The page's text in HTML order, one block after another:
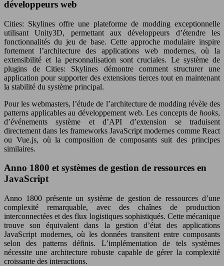
développeurs web
Cities: Skylines offre une plateforme de modding exceptionnelle
utilisant Unity3D, permettant aux développeurs d’étendre les
fonctionnalités du jeu de base. Cette approche modulaire inspire
fortement l’architecture des applications web modernes, où la
extensibilité et la personnalisation sont cruciales. Le système de
plugins de Cities: Skylines démontre comment structurer une
application pour supporter des extensions tierces tout en maintenant
la stabilité du système principal.
Pour les webmasters, l’étude de l’architecture de modding révèle des
patterns applicables au développement web. Les concepts de hooks,
d’événements système et d’API d’extension se traduisent
directement dans les frameworks JavaScript modernes comme React
ou Vue.js, où la composition de composants suit des principes
similaires.
Anno 1800 et systèmes de gestion de ressources en
JavaScript
Anno 1800 présente un système de gestion de ressources d’une
complexité remarquable, avec des chaînes de production
interconnectées et des flux logistiques sophistiqués. Cette mécanique
trouve son équivalent dans la gestion d’état des applications
JavaScript modernes, où les données transitent entre composants
selon des patterns définis. L’implémentation de tels systèmes
nécessite une architecture robuste capable de gérer la complexité
croissante des interactions.